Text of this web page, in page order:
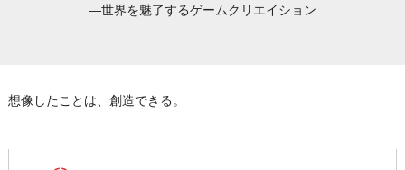
―世界を魅了するゲームクリエイション
想像したことは、創造できる。